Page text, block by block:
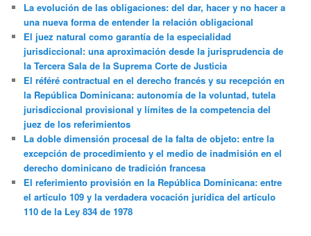
La evolución de las obligaciones: del dar, hacer y no hacer a
una nueva forma de entender la relación obligacional
El juez natural como garantía de la especialidad
jurisdiccional: una aproximación desde la jurisprudencia de
la Tercera Sala de la Suprema Corte de Justicia
El référé contractual en el derecho francés y su recepción en
la República Dominicana: autonomía de la voluntad, tutela
jurisdiccional provisional y límites de la competencia del
juez de los referimientos
La doble dimensión procesal de la falta de objeto: entre la
excepción de procedimiento y el medio de inadmisión en el
derecho dominicano de tradición francesa
El referimiento provisión en la República Dominicana: entre
el artículo 109 y la verdadera vocación jurídica del artículo
110 de la Ley 834 de 1978